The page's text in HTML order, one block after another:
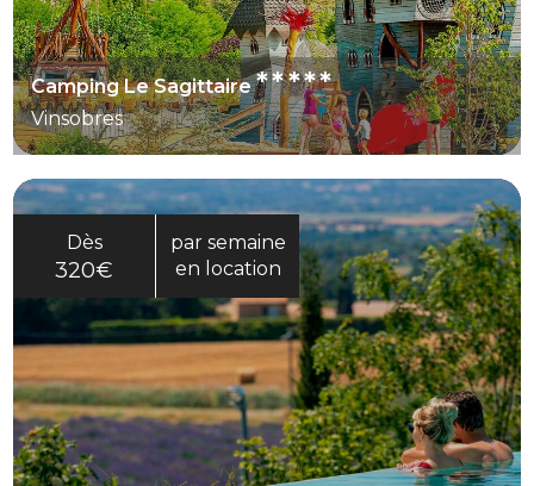
Camping Le Sagittaire*****
Vinsobres
Dès
320€
par semaine
en location